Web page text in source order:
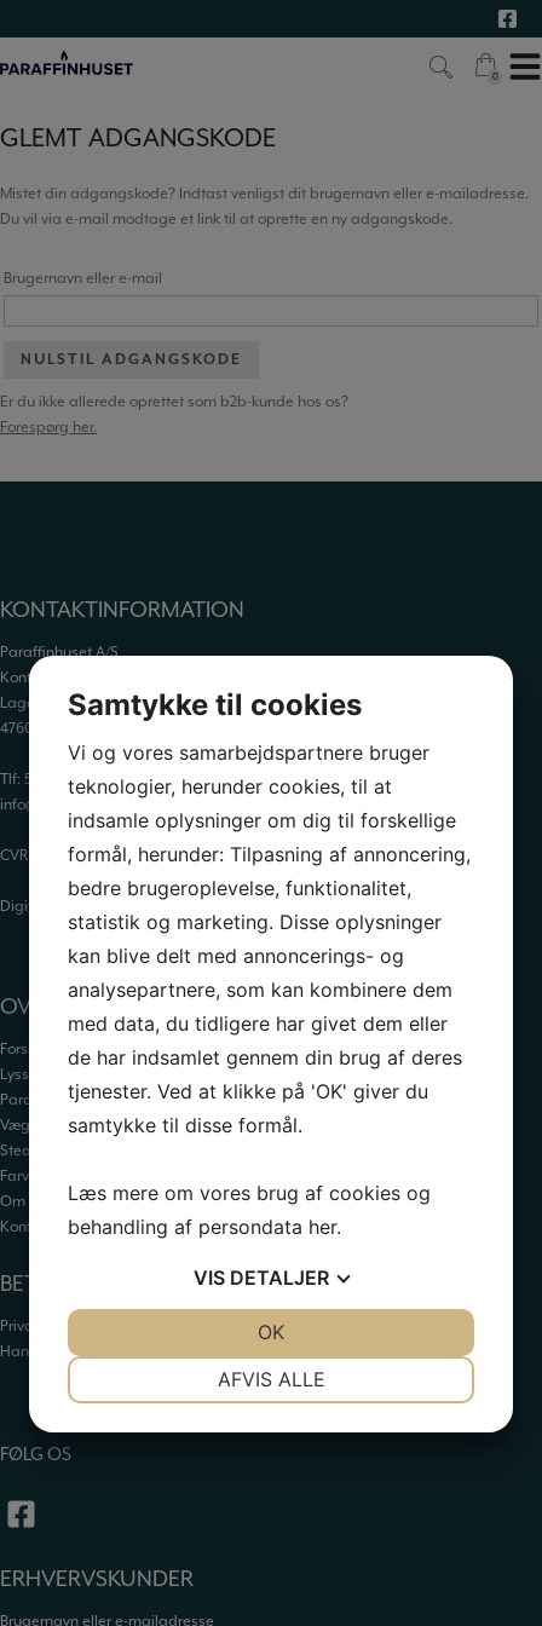
til
indholdet
0
0
GLEMT ADGANGSKODE
Mistet din adgangskode? Indtast venligst dit brugernavn eller e-mailadresse.
Du vil via e-mail modtage et link til at oprette en ny adgangskode.
Brugernavn eller e-mail
NULSTIL ADGANGSKODE
Er du ikke allerede oprettet som b2b-kunde hos os?
Forespørg her.
KONTAKTINFORMATION
Paraffinhuset A/S
Kontor: Orevej 211
Lager: Tandhjulet 5
4760 Vordingborg
Tlf: 55 34 05 05
info@paraffinhuset.dk
CVR: 37290505
Digital fortrydelsesformular
OVERSIGT
Forside
Lysstøbning
Paraffin
Væger
Stearin
Farver
Om os
Kontakt
BETALING
Privatlivspolitik
Handelsbetingelser
FØLG OS
ERHVERVSKUNDER
Brugernavn eller e-mailadresse
Samtykke til cookies
Vi og vores samarbejdspartnere bruger
teknologier, herunder cookies, til at
indsamle oplysninger om dig til forskellige
formål, herunder: Tilpasning af annoncering,
bedre brugeroplevelse, funktionalitet,
statistik og marketing. Disse oplysninger
kan blive delt med annoncerings- og
analysepartnere, som kan kombinere dem
med data, du tidligere har givet dem eller
de har indsamlet gennem din brug af deres
tjenester. Ved at klikke på 'OK' giver du
samtykke til disse formål.
Læs mere om vores brug af cookies og
behandling af persondata her.
VIS DETALJER
AFVIS ALLE
OK